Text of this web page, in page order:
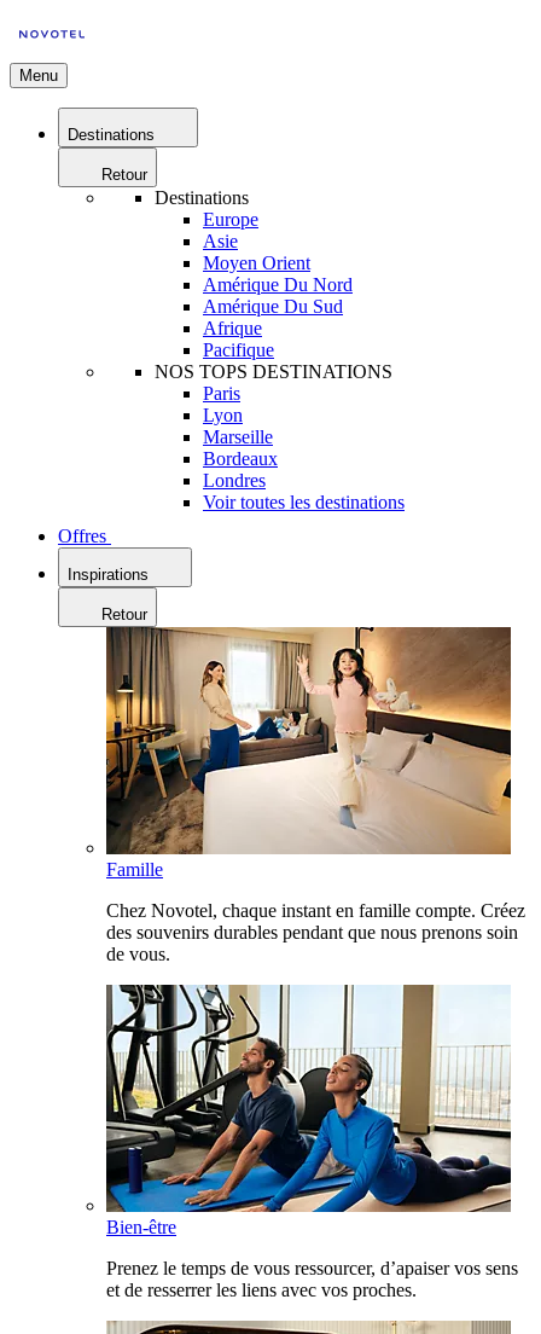
Menu
Destinations
Retour
Destinations
Europe
Asie
Moyen Orient
Amérique Du Nord
Amérique Du Sud
Afrique
Pacifique
NOS TOPS DESTINATIONS
Paris
Lyon
Marseille
Bordeaux
Londres
Voir toutes les destinations
Offres
Inspirations
Retour
Famille
Chez Novotel, chaque instant en famille compte. Créez
des souvenirs durables pendant que nous prenons soin
de vous.
Bien-être
Prenez le temps de vous ressourcer, d’apaiser vos sens
et de resserrer les liens avec vos proches.